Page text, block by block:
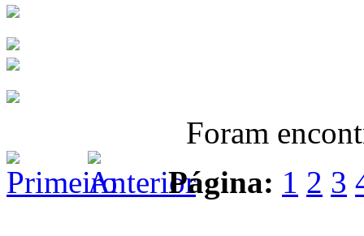
Foram
Página: 1 2 3